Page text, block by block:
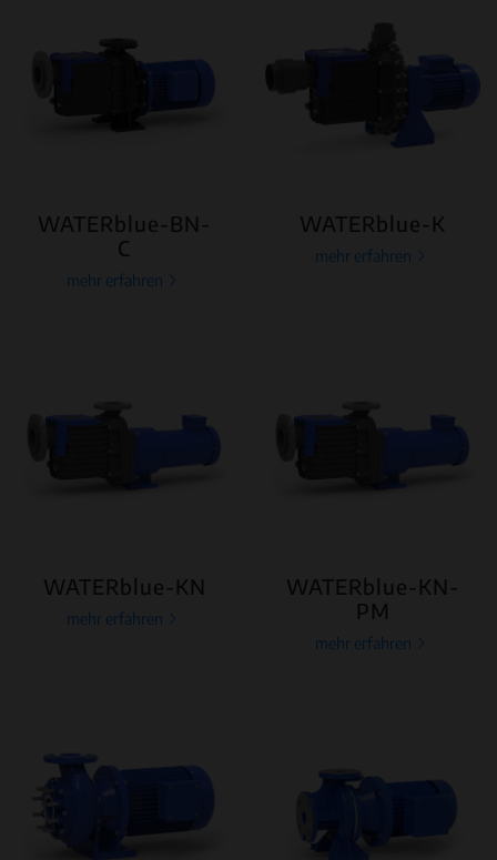
WATERblue-BN-
C
mehr erfahren
WATERblue-K
mehr erfahren
WATERblue-KN
mehr erfahren
WATERblue-KN-
PM
mehr erfahren